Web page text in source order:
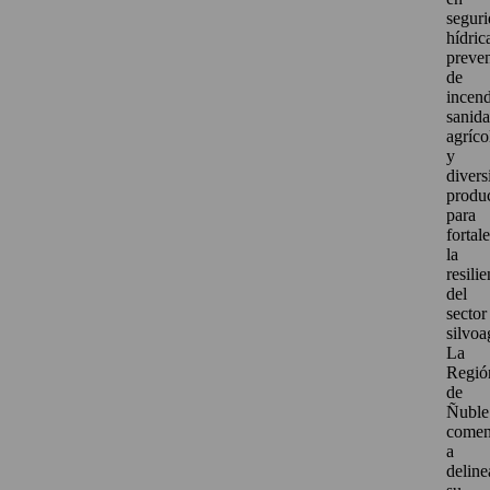
de
y
para
la
del
sector
La
de
Ñuble
a